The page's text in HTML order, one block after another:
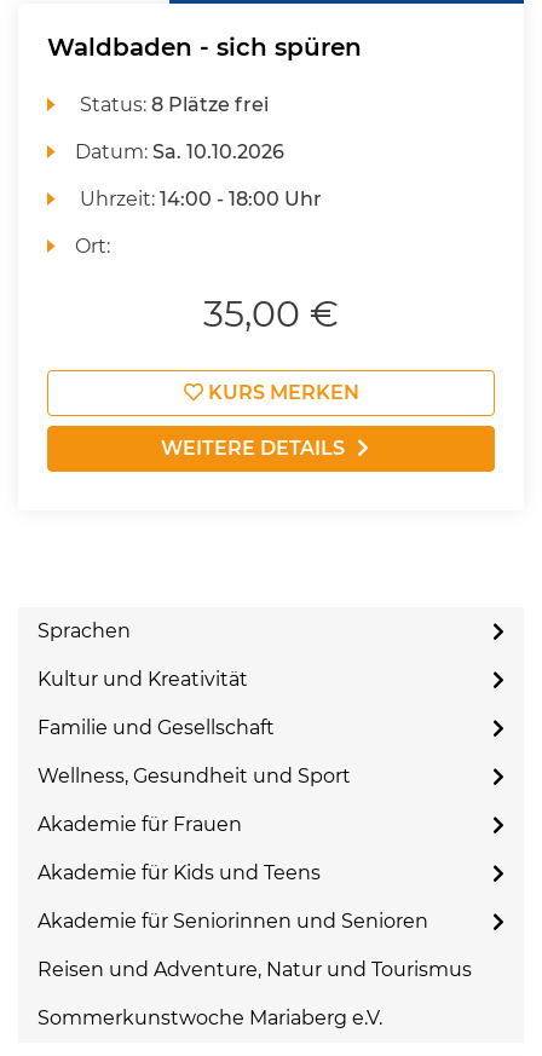
Waldbaden - sich spüren
Status:8 Plätze frei
Datum:Sa. 10.10.2026
Uhrzeit:14:00 - 18:00 Uhr
Ort:
35,00 €
KURS MERKEN
WEITERE DETAILS
Sprachen
Kultur und Kreativität
Familie und Gesellschaft
Wellness, Gesundheit und Sport
Akademie für Frauen
Akademie für Kids und Teens
Akademie für Seniorinnen und Senioren
Reisen und Adventure, Natur und Tourismus
Sommerkunstwoche Mariaberg e.V.